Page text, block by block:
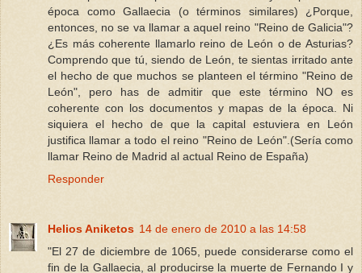
época como Gallaecia (o términos similares) ¿Porque,
entonces, no se va llamar a aquel reino "Reino de Galicia"?
¿Es más coherente llamarlo reino de León o de Asturias?
Comprendo que tú, siendo de León, te sientas irritado ante
el hecho de que muchos se planteen el término "Reino de
León", pero has de admitir que este término NO es
coherente con los documentos y mapas de la época. Ni
siquiera el hecho de que la capital estuviera en León
justifica llamar a todo el reino "Reino de León".(Sería como
llamar Reino de Madrid al actual Reino de España)
Responder
Helios Aniketos 14 de enero de 2010 a las 14:58
"El 27 de diciembre de 1065, puede considerarse como el
fin de la Gallaecia, al producirse la muerte de Fernando I y